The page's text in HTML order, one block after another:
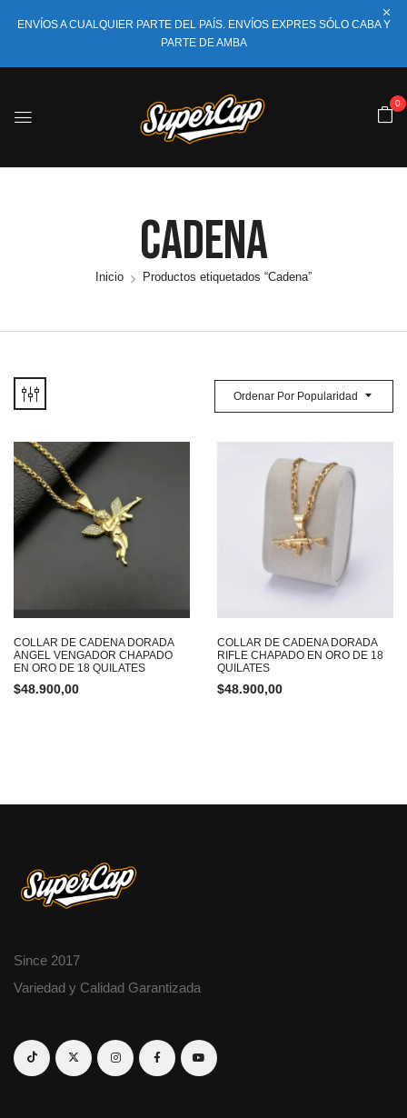
ENVÍOS A CUALQUIER PARTE DEL PAÍS. ENVÍOS EXPRES SÓLO CABA Y
PARTE DE AMBA
0
Cadena
Inicio Productos etiquetados “Cadena”
Ordenar Por Popularidad
COLLAR DE CADENA DORADA
ANGEL VENGADOR CHAPADO
EN ORO DE 18 QUILATES
$48.900,00
COLLAR DE CADENA DORADA
RIFLE CHAPADO EN ORO DE 18
QUILATES
$48.900,00
Since 2017
Variedad y Calidad Garantizada